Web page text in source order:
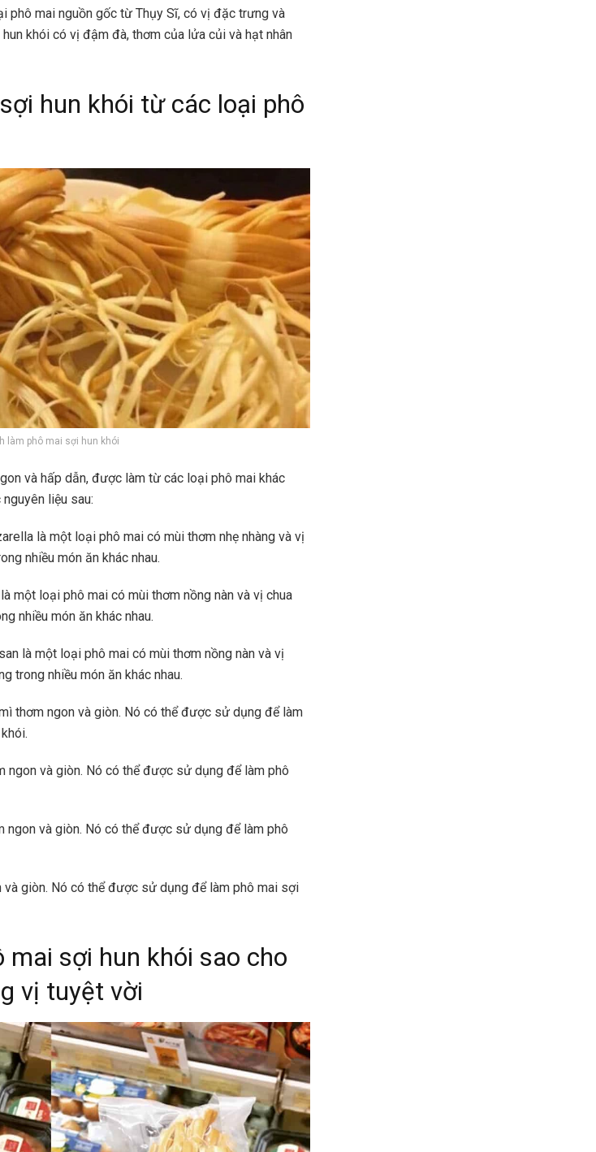
phô mai nguồn gốc từ Thụy Sĩ, có vị đặc trưng và
khói có vị đậm đà, thơm của lửa củi và hạt nhân
hun khói từ các loại phô
làm phô mai sợi hun khói
và hấp dẫn, được làm từ các loại phô mai khác
liệu sau:
là một loại phô mai có mùi thơm nhẹ nhàng và vị
nhiều món ăn khác nhau.
một loại phô mai có mùi thơm nồng nàn và vị chua
nhiều món ăn khác nhau.
là một loại phô mai có mùi thơm nồng nàn và vị
trong nhiều món ăn khác nhau.
thơm ngon và giòn. Nó có thể được sử dụng để làm
ngon và giòn. Nó có thể được sử dụng để làm phô
ngon và giòn. Nó có thể được sử dụng để làm phô
và giòn. Nó có thể được sử dụng để làm phô mai sợi
mai sợi hun khói sao cho
vị tuyệt vời